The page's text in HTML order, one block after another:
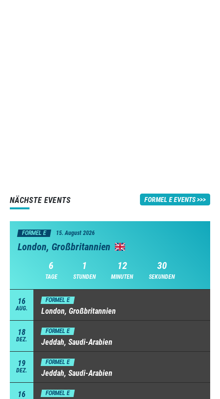
NÄCHSTE EVENTS FORMEL E EVENTS
FORMEL E 15. August 2026
London, Großbritannien
6
TAGE
1
STUNDEN
12
MINUTEN
29
SEKUNDEN
16
AUG.
FORMEL E
London, Großbritannien
18
DEZ.
FORMEL E
Jeddah, Saudi-Arabien
19
DEZ.
FORMEL E
Jeddah, Saudi-Arabien
16 FORMEL E